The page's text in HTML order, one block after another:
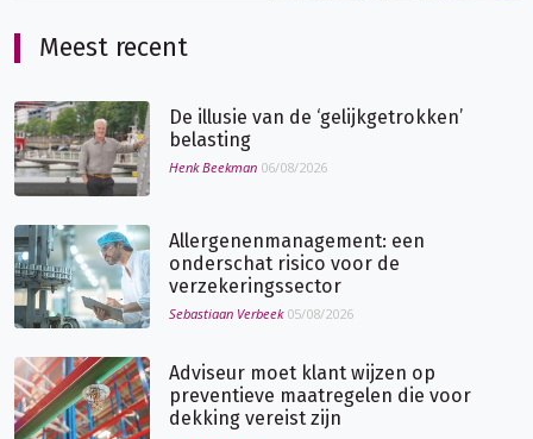
Meest recent
De illusie van de ‘gelijkgetrokken’
belasting
Henk Beekman 06/08/2026
Allergenenmanagement: een
onderschat risico voor de
verzekeringssector
Sebastiaan Verbeek 05/08/2026
Adviseur moet klant wijzen op
preventieve maatregelen die voor
dekking vereist zijn